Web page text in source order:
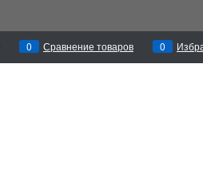
0 Сравнение товаров 0